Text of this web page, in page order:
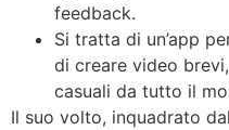
feedback.
Si tratta di un’app
di creare video
casuali da tutto il
Il suo volto, inquadrato